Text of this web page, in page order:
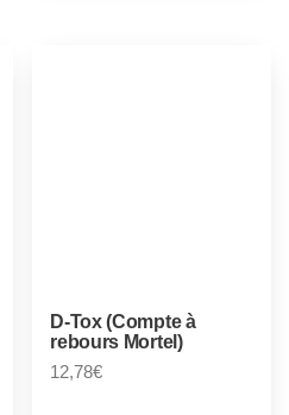
D-Tox (Compte à
rebours Mortel)
12,78€